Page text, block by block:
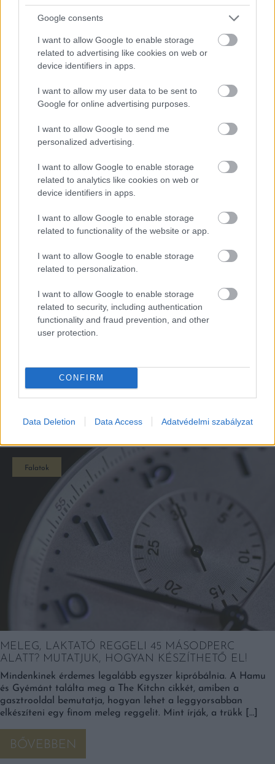
Google consents
I want to allow Google to enable storage
related to advertising like cookies on web or
device identifiers in apps.
I want to allow my user data to be sent to
Google for online advertising purposes.
I want to allow Google to send me
personalized advertising.
I want to allow Google to enable storage
related to analytics like cookies on web or
device identifiers in apps.
I want to allow Google to enable storage
related to functionality of the website or app.
I want to allow Google to enable storage
related to personalization.
I want to allow Google to enable storage
related to security, including authentication
functionality and fraud prevention, and other
user protection.
CONFIRM
Data Deletion Data Access Adatvédelmi szabályzat
Címlapfotó: Kinga Howard / Unsplash
EZEK IS ÉRDEKELHETNEK
Falatok
MELEG, LAKTATÓ REGGELI 45 MÁSODPERC
ALATT? MUTATJUK, HOGYAN KÉSZÍTHETŐ EL!
Mindenkinek érdemes legalább egyszer kipróbálnia. A Hamu
és Gyémánt találta meg a The Kitchn cikkét, amiben a
gasztrooldal bemutatja, hogyan lehet a leggyorsabban
elkészíteni egy finom meleg reggelit. Mint írják, a trükk […]
BŐVEBBEN